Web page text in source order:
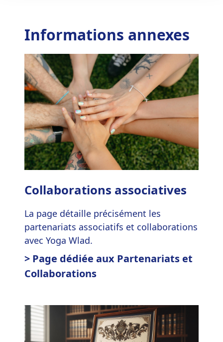
Informations annexes
Collaborations associatives
La page détaille précisément les
partenariats associatifs et collaborations
avec Yoga Wlad.
> Page dédiée aux Partenariats et
Collaborations